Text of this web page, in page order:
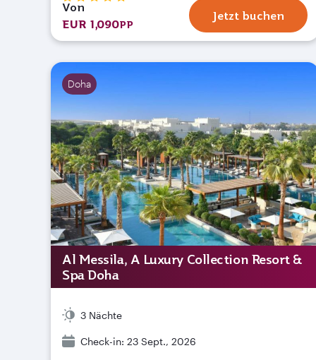
Von
EUR 1,090PP
Jetzt buchen
Doha
Al Messila, A Luxury Collection Resort &
Spa Doha
3 Nächte
Check-in: 23 Sept., 2026